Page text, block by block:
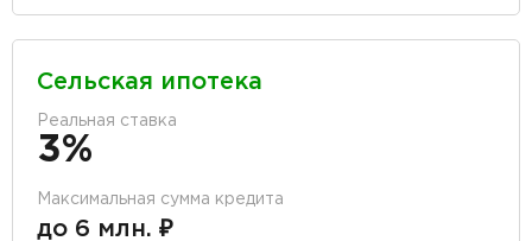
Сельская ипотека
Реальная ставка
3%
Максимальная сумма кредита
до 6 млн. ₽